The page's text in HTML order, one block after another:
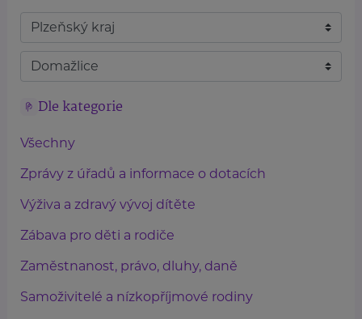
Dle kategorie
Všechny
Zprávy z úřadů a informace o dotacích
Výživa a zdravý vývoj dítěte
Zábava pro děti a rodiče
Zaměstnanost, právo, dluhy, daně
Samoživitelé a nízkopříjmové rodiny